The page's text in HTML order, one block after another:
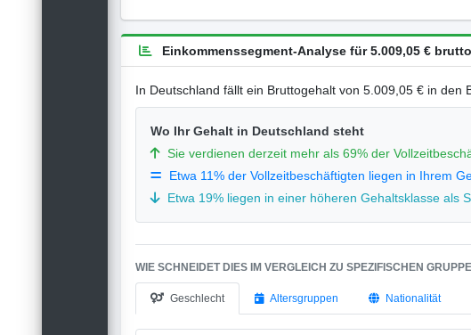
Einkommenssegment-Analyse für 5.009,05 € brutto
In Deutschland fällt ein Bruttogehalt von 5.009,05 € in den
Wo Ihr Gehalt in Deutschland steht
Sie verdienen derzeit mehr als 69% der
Etwa 11% der Vollzeitbeschäftigten liegen in Ihrem
Etwa 19% liegen in einer höheren Gehaltsklasse als
WIE SCHNEIDET DIES IM VERGLEICH ZU SPEZIFISCHEN
Geschlecht Altersgruppen Nationalität